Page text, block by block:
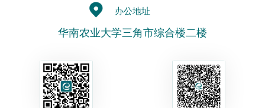
办公地址
华南农业大学三角市综合楼二楼